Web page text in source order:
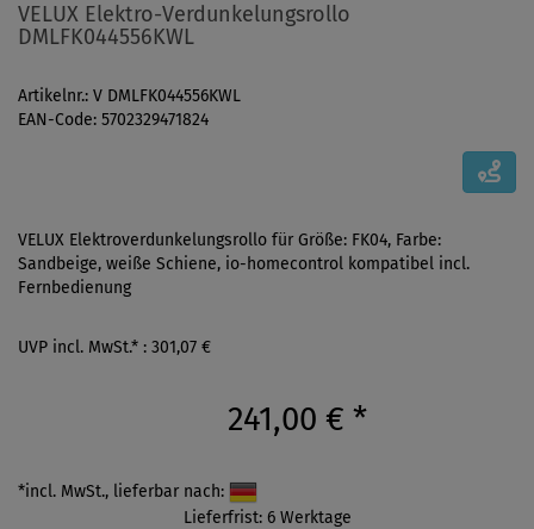
VELUX Elektro-Verdunkelungsrollo
DMLFK044556KWL
Artikelnr.: V DMLFK044556KWL
EAN-Code: 5702329471824
VELUX Elektroverdunkelungsrollo für Größe: FK04, Farbe:
Sandbeige, weiße Schiene, io-homecontrol kompatibel incl.
Fernbedienung
UVP incl. MwSt.* : 301,07 €
241,00 € *
*incl. MwSt., lieferbar nach:
Lieferfrist: 6 Werktage